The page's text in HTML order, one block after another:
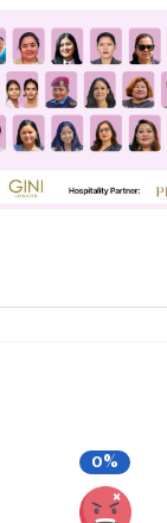
0%